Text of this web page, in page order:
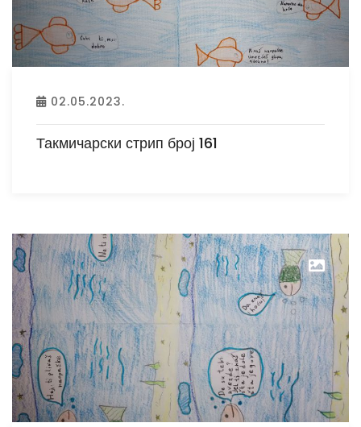
02.05.2023.
Такмичарски стрип број 161